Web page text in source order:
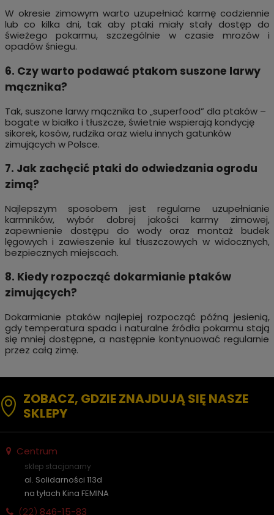
W okresie zimowym warto uzupełniać karmę codziennie
lub co kilka dni, tak aby ptaki miały stały dostęp do
świeżego pokarmu, szczególnie w czasie mrozów i
opadów śniegu.
6. Czy warto podawać ptakom suszone larwy
mącznika?
Tak, suszone larwy mącznika to „superfood” dla ptaków –
bogate w białko i tłuszcze, świetnie wspierają kondycję
sikorek, kosów, rudzika oraz wielu innych gatunków
zimujących w Polsce.
7. Jak zachęcić ptaki do odwiedzania ogrodu
zimą?
Najlepszym sposobem jest regularne uzupełnianie
karmników, wybór dobrej jakości karmy zimowej,
zapewnienie dostępu do wody oraz montaż budek
lęgowych i zawieszenie kul tłuszczowych w widocznych,
bezpiecznych miejscach.
8. Kiedy rozpocząć dokarmianie ptaków
zimujących?
Dokarmianie ptaków najlepiej rozpocząć późną jesienią,
gdy temperatura spada i naturalne źródła pokarmu stają
się mniej dostępne, a następnie kontynuować regularnie
przez całą zimę.
ZOBACZ, GDZIE ZNAJDUJĄ SIĘ NASZE
SKLEPY
Centrum
sklep stacjonarny
al. Solidarności 113d
na tyłach Kina FEMINA
(22) 846-15-83